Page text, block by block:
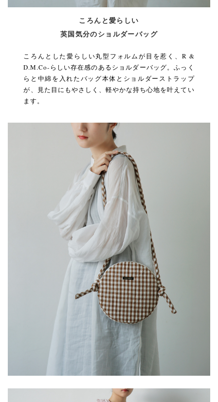
ころんと愛らしい
英国気分のショルダーバッグ
ころんとした愛らしい丸型フォルムが目を惹く、R &
D.M.Co-らしい存在感のあるショルダーバッグ。ふっく
らと中綿を入れたバッグ本体とショルダーストラップ
が、見た目にもやさしく、軽やかな持ち心地を叶えてい
ます。